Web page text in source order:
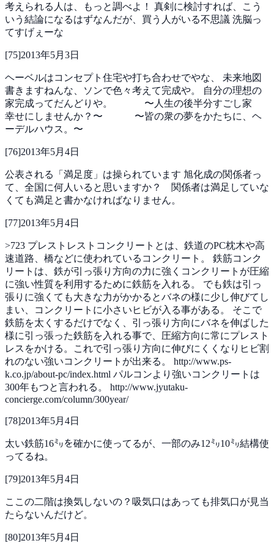
考えられる人は、もっと調べよ！ 真剣に検討すれば、こう
いう結論になるはずなんだが、買う人がいる不思議 洗脳っ
てすげぇーな
[75]2013年5月3日
ヘーベルはコンセプト住宅や打ち合わせでやな、 未来地図
書きますねんな、ソンで色々考えて完成や。
自分の理想の
家完成ってだんどりや。
〜人生の後半分すごし家
幸せにしませんか？〜
〜皆の衆の夢をかたちに、ヘ
ーデルハウス。〜
[76]2013年5月4日
公表される「満足度」は操られています 旭化成の関係者っ
て、全国に何人いると思いますか？ 関係者は満足していな
くても満足と書かなければなりません。
[77]2013年5月4日
>723 プレストレストコンクリートとは、鉄道のPC枕木や高
速道路、橋などに使われているコンクリート。 鉄筋コンク
リートは、鉄が引っ張り方向の力に強くコンクリートが圧縮
に強い性質を利用するために鉄筋を入れる。 でも鉄は引っ
張りに強くても大きな力がかかるとバネの様に少し伸びてし
まい、コンクリートに小さいヒビが入る事がある。 そこで
鉄筋を太くするだけでなく、引っ張り方向にバネを伸ばした
様に引っ張った鉄筋を入れる事で、圧縮方向に常にプレスト
レスをかける。これで引っ張り方向に伸びにくくなりヒビ割
れのない強いコンクリートが出来る。 http://www.ps-
k.co.jp/about-pc/index.html パルコンより強いコンクリートは
300年もつと言われる。 http://www.jyutaku-
concierge.com/column/300year/
[78]2013年5月4日
太い鉄筋16㍉を確かに使ってるが、一部のみ12㍉10㍉結構使
ってるね。
[79]2013年5月4日
ここの二階は換気しないの？吸気口はあっても排気口が見当
たらないんだけど。
[80]2013年5月4日